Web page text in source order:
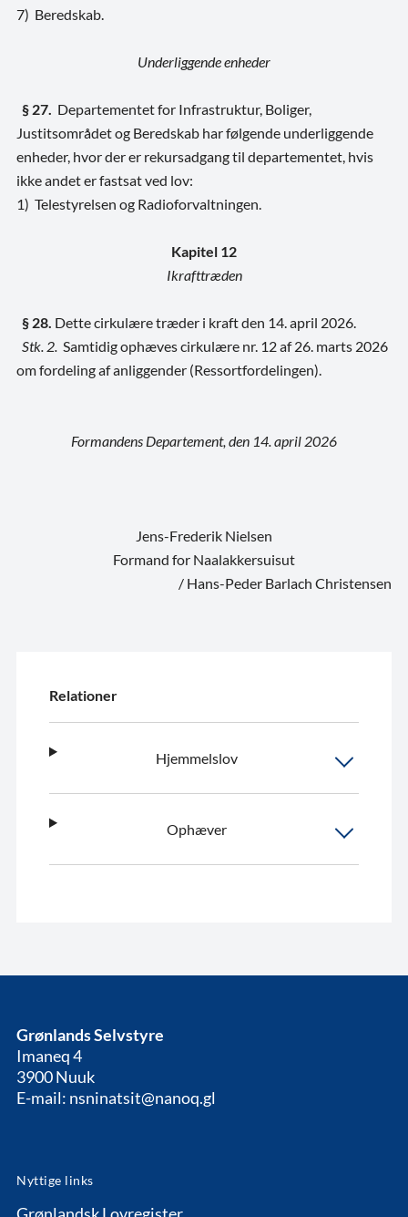
7) Beredskab.
Underliggende enheder
§ 27. Departementet for Infrastruktur, Boliger,
Justitsområdet og Beredskab har følgende underliggende
enheder, hvor der er rekursadgang til departementet, hvis
ikke andet er fastsat ved lov:
1) Telestyrelsen og Radioforvaltningen.
Kapitel 12
Ikrafttræden
§ 28. Dette cirkulære træder i kraft den 14. april 2026.
Stk. 2. Samtidig ophæves cirkulære nr. 12 af 26. marts 2026
om fordeling af anliggender (Ressortfordelingen).
Formandens Departement, den 14. april 2026
Jens-Frederik Nielsen
Formand for Naalakkersuisut
/ Hans-Peder Barlach Christensen
Relationer
Hjemmelslov
Ophæver
Grønlands Selvstyre
Imaneq 4
3900 Nuuk
E-mail: nsninatsit@nanoq.gl
Nyttige links